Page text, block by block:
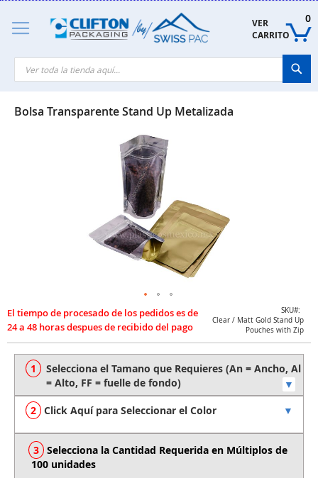
Skip
Content
VER
CARRITO
0
Bolsa Transparente Stand Up Metalizada
SKU
Clear / Matt Gold Stand Up
Pouches with Zip
Click Aquí para Seleccionar el Color
Selecciona la Cantidad Requerida en Múltiplos de
100 unidades
Skip
to
the
beginning
images
gallery